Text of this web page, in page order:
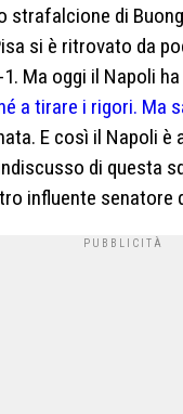
di
si è ritrovato da
Ma oggi il Napoli
a tirare i rigori. Ma
E così il Napoli
di questa
influente senatore